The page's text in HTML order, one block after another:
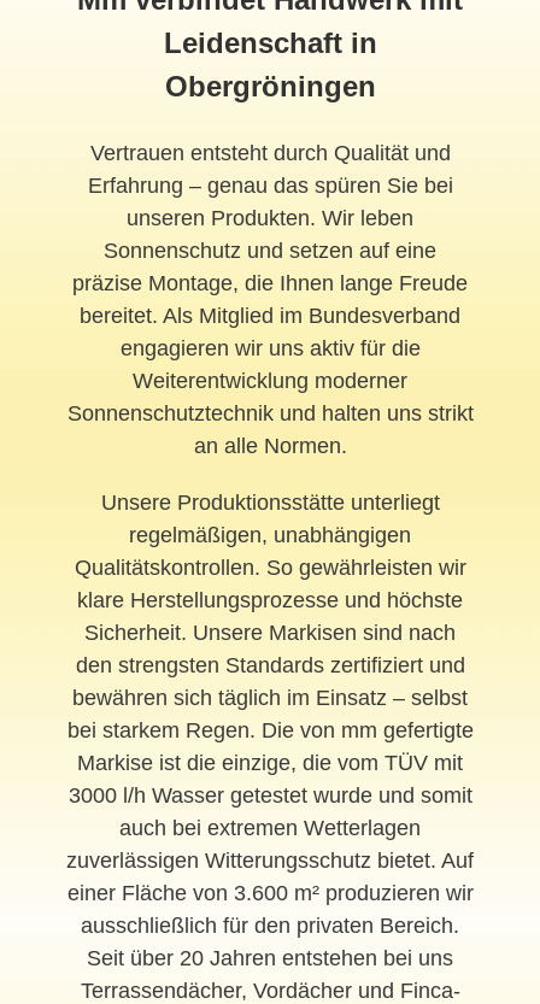
Leidenschaft in
Obergröningen
Vertrauen entsteht durch Qualität und
Erfahrung – genau das spüren Sie bei
unseren Produkten. Wir leben
Sonnenschutz und setzen auf eine
präzise Montage, die Ihnen lange Freude
bereitet. Als Mitglied im Bundesverband
engagieren wir uns aktiv für die
Weiterentwicklung moderner
Sonnenschutztechnik und halten uns strikt
an alle Normen.
Unsere Produktionsstätte unterliegt
regelmäßigen, unabhängigen
Qualitätskontrollen. So gewährleisten wir
klare Herstellungsprozesse und höchste
Sicherheit. Unsere Markisen sind nach
den strengsten Standards zertifiziert und
bewähren sich täglich im Einsatz – selbst
bei starkem Regen. Die von mm gefertigte
Markise ist die einzige, die vom TÜV mit
3000 l/h Wasser getestet wurde und somit
auch bei extremen Wetterlagen
zuverlässigen Witterungsschutz bietet. Auf
einer Fläche von 3.600 m² produzieren wir
ausschließlich für den privaten Bereich.
Seit über 20 Jahren entstehen bei uns
Terrassendächer, Vordächer und Finca-